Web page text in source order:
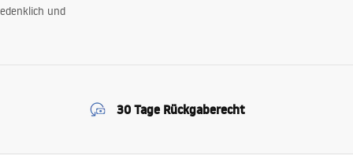
und
30 Tage Rückgaberecht